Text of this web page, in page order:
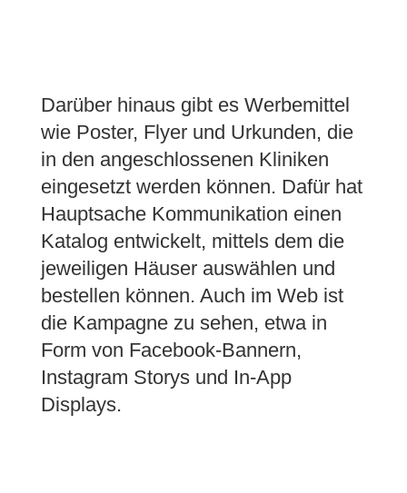
Darüber hinaus gibt es Werbemittel
wie Poster, Flyer und Urkunden, die
in den angeschlossenen Kliniken
eingesetzt werden können. Dafür hat
Hauptsache Kommunikation einen
Katalog entwickelt, mittels dem die
jeweiligen Häuser auswählen und
bestellen können. Auch im Web ist
die Kampagne zu sehen, etwa in
Form von Facebook-Bannern,
Instagram Storys und In-App
Displays.